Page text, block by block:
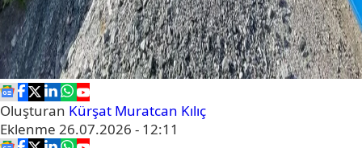
Oluşturan Kürşat Muratcan Kılıç
Eklenme 26.07.2026 - 12:11